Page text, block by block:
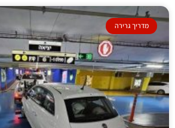
מדריך גרירה